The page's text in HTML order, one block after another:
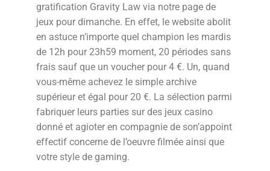
gratification Gravity Law via notre page de
jeux pour dimanche. En effet, le website abolit
en astuce n’importe quel champion les mardis
de 12h pour 23h59 moment, 20 périodes sans
frais sauf que un voucher pour 4 €. Un, quand
vous-même achevez le simple archive
supérieur et égal pour 20 €. La sélection parmi
fabriquer leurs parties sur des jeux casino
donné et agioter en compagnie de son’appoint
effectif concerne de l’oeuvre filmée ainsi que
votre style de gaming.